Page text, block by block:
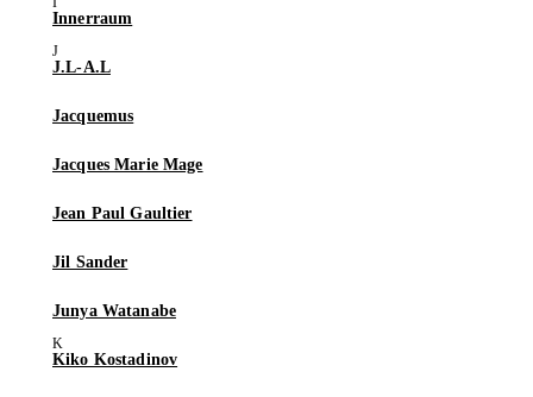
Innerraum
J.L-A.L
Jacquemus
Jacques Marie Mage
Jean Paul Gaultier
Jil Sander
Junya Watanabe
Kiko Kostadinov